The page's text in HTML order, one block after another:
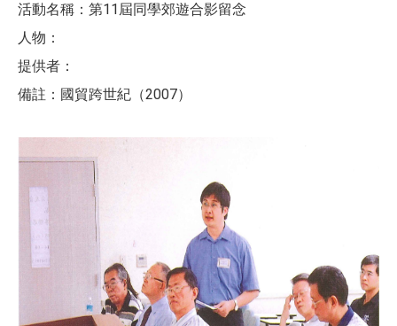
活動名稱：第11屆同學郊遊合影留念
人物：
提供者：
備註：國貿跨世紀（2007）